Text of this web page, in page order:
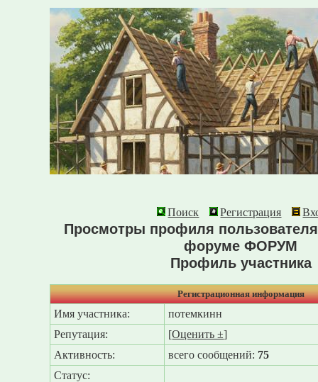
Поиск Регистрация
Просмотры профиля
форуме ФОРУМ
Профиль участника
Регистрационная информация
Имя участника:
потемкинн
Репутация:
[Оценить ±]
Активность:
всего сообщений: 75
Статус: